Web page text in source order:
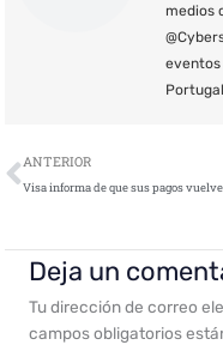
medios
eventos
Ant
ANTERIOR
Deja un
Tu dirección de correo
campos obligatorios